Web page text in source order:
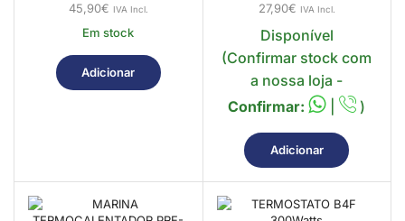
45,90€ IVA Incl.
Em stock
Adicionar
27,90€ IVA Incl.
Disponível
(Confirmar stock com
a nossa loja -
Confirmar:
| )
Adicionar